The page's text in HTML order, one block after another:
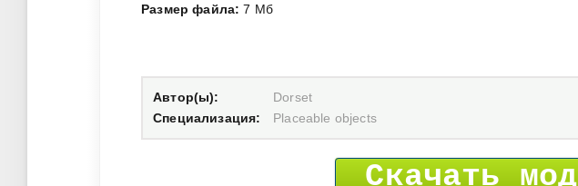
Размер файла: 7 Мб
Автор(ы):
Dorset
Специализация:
Placeable objects
Скачать мод